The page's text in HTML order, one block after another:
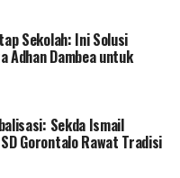
Taha megawali niat
setiap
itu.
antara
Pertama Ia indahkan
memenuhi
sebagian
Sekolah: Ini Solusi
Adhan Dambea untuk
Sekda Ismail
Gorontalo Rawat Tradisi